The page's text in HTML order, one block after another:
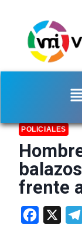
POLICIALES
frente
Facebook